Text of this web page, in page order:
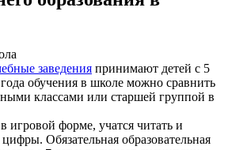
заведения принимают детей с 5
обучения в школе можно сравнить
классами или старшей группой в
игровой форме, учатся читать и
Обязательная образовательная